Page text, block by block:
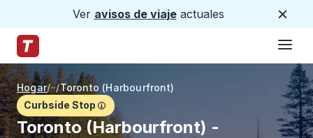
Ver avisos de viajeactuales
Página de inicio de Trailways
Hogar/ /Toronto (Harbourfront)
Curbside Stop
Toronto (Harbourfront) -